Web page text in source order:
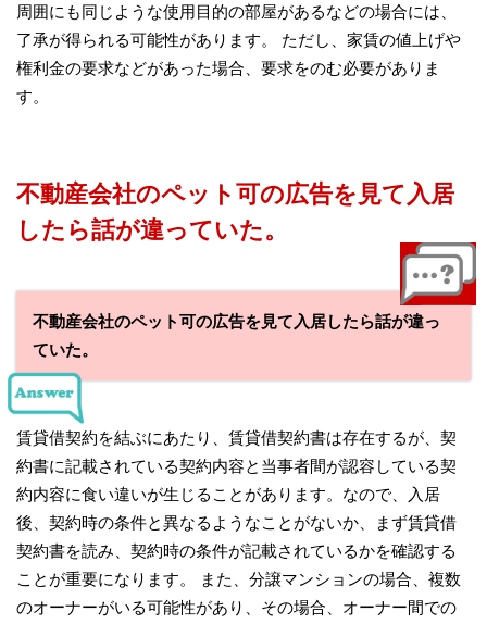
周囲にも同じような使用目的の部屋があるなどの場合には、
了承が得られる可能性があります。 ただし、家賃の値上げや
権利金の要求などがあった場合、要求をのむ必要がありま
す。
不動産会社のペット可の広告を見て入居
したら話が違っていた。
不動産会社のペット可の広告を見て入居したら話が違っ
ていた。
賃貸借契約を結ぶにあたり、賃貸借契約書は存在するが、契
約書に記載されている契約内容と当事者間が認容している契
約内容に食い違いが生じることがあります。なので、入居
後、契約時の条件と異なるようなことがないか、まず賃貸借
契約書を読み、契約時の条件が記載されているかを確認する
ことが重要になります。 また、分譲マンションの場合、複数
のオーナーがいる可能性があり、その場合、オーナー間での